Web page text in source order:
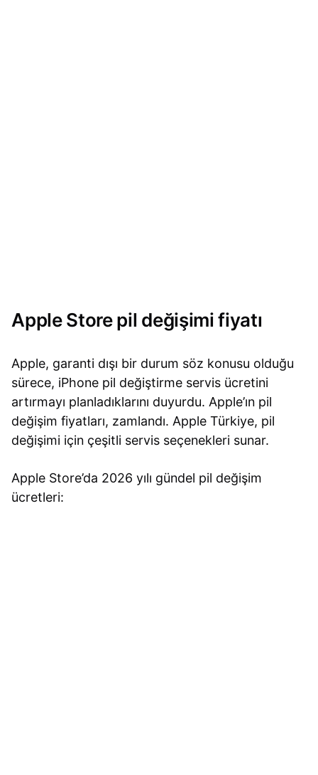
Apple Store pil değişimi fiyatı
Apple, garanti dışı bir durum söz konusu olduğu
sürece, iPhone pil değiştirme servis ücretini
artırmayı planladıklarını duyurdu. Apple’ın pil
değişim fiyatları, zamlandı. Apple Türkiye, pil
değişimi için çeşitli servis seçenekleri sunar.
Apple Store’da 2026 yılı gündel pil değişim
ücretleri: